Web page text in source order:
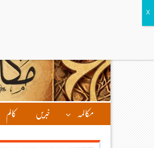
مکالمہ خبریں کالم